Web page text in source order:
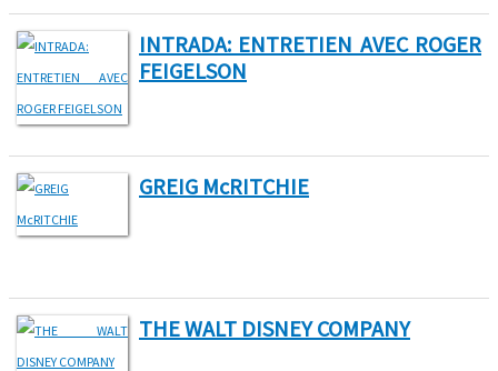
INTRADA: ENTRETIEN AVEC ROGER
FEIGELSON
GREIG McRITCHIE
THE WALT DISNEY COMPANY